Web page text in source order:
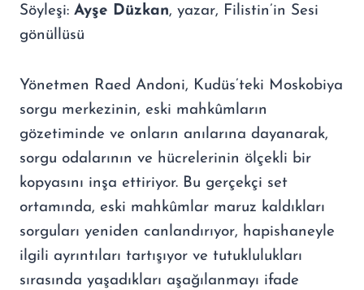
Söyleşi: Ayşe Düzkan, yazar, Filistin’in Sesi
gönüllüsü
Yönetmen Raed Andoni, Kudüs’teki Moskobiya
sorgu merkezinin, eski mahkûmların
gözetiminde ve onların anılarına dayanarak,
sorgu odalarının ve hücrelerinin ölçekli bir
kopyasını inşa ettiriyor. Bu gerçekçi set
ortamında, eski mahkûmlar maruz kaldıkları
sorguları yeniden canlandırıyor, hapishaneyle
ilgili ayrıntıları tartışıyor ve tutuklulukları
sırasında yaşadıkları aşağılanmayı ifade